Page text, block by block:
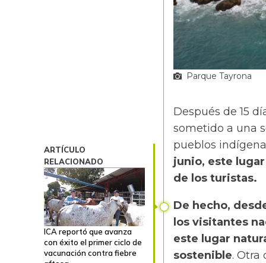
Parque Tayrona
Después de 15
sometido a una
pueblos
junio, este
de los turistas.
ARTÍCULO
RELACIONADO
ICA reportó que avanza
con éxito el primer ciclo de
vacunación contra fiebre
De hecho,
los visitantes
este lugar
sostenible. Otra